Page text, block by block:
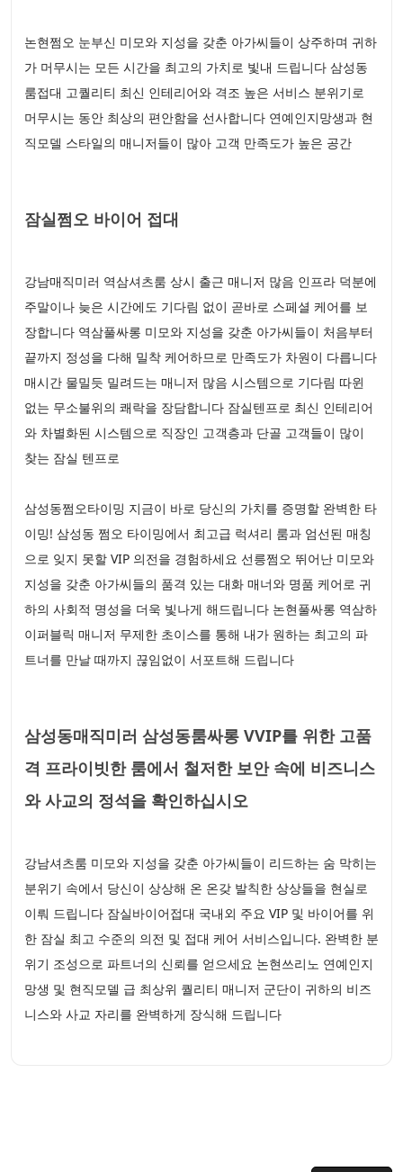
논현쩜오 눈부신 미모와 지성을 갖춘 아가씨들이 상주하며 귀하
가 머무시는 모든 시간을 최고의 가치로 빛내 드립니다 삼성동
룸접대 고퀄리티 최신 인테리어와 격조 높은 서비스 분위기로
머무시는 동안 최상의 편안함을 선사합니다 연예인지망생과 현
직모델 스타일의 매니저들이 많아 고객 만족도가 높은 공간
잠실쩜오 바이어 접대
강남매직미러 역삼셔츠룸 상시 출근 매니저 많음 인프라 덕분에
주말이나 늦은 시간에도 기다림 없이 곧바로 스페셜 케어를 보
장합니다 역삼풀싸롱 미모와 지성을 갖춘 아가씨들이 처음부터
끝까지 정성을 다해 밀착 케어하므로 만족도가 차원이 다릅니다
매시간 물밀듯 밀려드는 매니저 많음 시스템으로 기다림 따윈
없는 무소불위의 쾌락을 장담합니다 잠실텐프로 최신 인테리어
와 차별화된 시스템으로 직장인 고객층과 단골 고객들이 많이
찾는 잠실 텐프로
삼성동쩜오타이밍 지금이 바로 당신의 가치를 증명할 완벽한 타
이밍! 삼성동 쩜오 타이밍에서 최고급 럭셔리 룸과 엄선된 매칭
으로 잊지 못할 VIP 의전을 경험하세요 선릉쩜오 뛰어난 미모와
지성을 갖춘 아가씨들의 품격 있는 대화 매너와 명품 케어로 귀
하의 사회적 명성을 더욱 빛나게 해드립니다 논현풀싸롱 역삼하
이퍼블릭 매니저 무제한 초이스를 통해 내가 원하는 최고의 파
트너를 만날 때까지 끊임없이 서포트해 드립니다
삼성동매직미러 삼성동룸싸롱 VVIP를 위한 고품
격 프라이빗한 룸에서 철저한 보안 속에 비즈니스
와 사교의 정석을 확인하십시오
강남셔츠룸 미모와 지성을 갖춘 아가씨들이 리드하는 숨 막히는
분위기 속에서 당신이 상상해 온 온갖 발칙한 상상들을 현실로
이뤄 드립니다 잠실바이어접대 국내외 주요 VIP 및 바이어를 위
한 잠실 최고 수준의 의전 및 접대 케어 서비스입니다. 완벽한 분
위기 조성으로 파트너의 신뢰를 얻으세요 논현쓰리노 연예인지
망생 및 현직모델 급 최상위 퀄리티 매니저 군단이 귀하의 비즈
니스와 사교 자리를 완벽하게 장식해 드립니다